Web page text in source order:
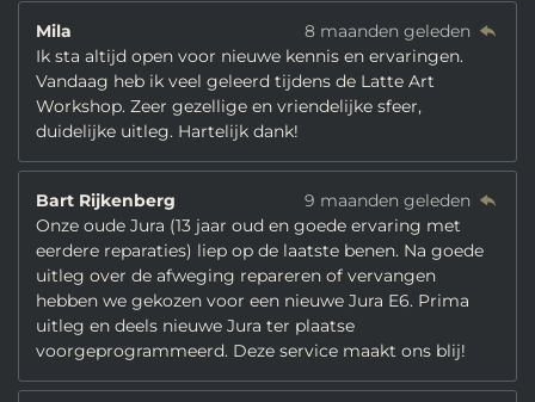
Mila
8 maanden geleden
Ik sta altijd open voor nieuwe kennis en ervaringen.
Vandaag heb ik veel geleerd tijdens de Latte Art
Workshop. Zeer gezellige en vriendelijke sfeer,
duidelijke uitleg. Hartelijk dank!
Bart Rijkenberg
9 maanden geleden
Onze oude Jura (13 jaar oud en goede ervaring met
eerdere reparaties) liep op de laatste benen. Na goede
uitleg over de afweging repareren of vervangen
hebben we gekozen voor een nieuwe Jura E6. Prima
uitleg en deels nieuwe Jura ter plaatse
voorgeprogrammeerd. Deze service maakt ons blij!